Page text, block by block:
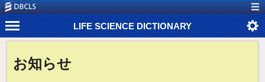
LIFE SCIENCE DICTIONARY
お知らせ